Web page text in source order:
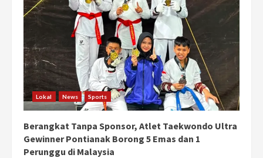
Lokal News Sports
Berangkat Tanpa Sponsor, Atlet Taekwondo Ultra
Gewinner Pontianak Borong 5 Emas dan 1
Perunggu di Malaysia